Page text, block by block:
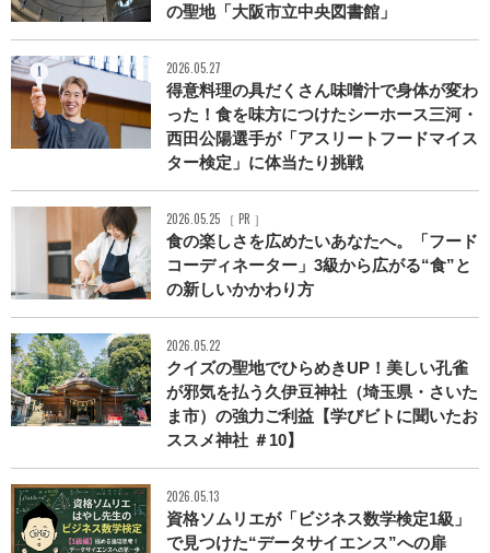
の聖地「大阪市立中央図書館」
2026.05.27
得意料理の具だくさん味噌汁で身体が変わ
った！食を味方につけたシーホース三河・
西田公陽選手が「アスリートフードマイス
ター検定」に体当たり挑戦
2026.05.25 ［ PR ］
食の楽しさを広めたいあなたへ。「フード
コーディネーター」3級から広がる“食”と
の新しいかかわり方
2026.05.22
クイズの聖地でひらめきUP！美しい孔雀
が邪気を払う久伊豆神社（埼玉県・さいた
ま市）の強力ご利益【学びビトに聞いたお
ススメ神社 ＃10】
2026.05.13
資格ソムリエが「ビジネス数学検定1級」
で見つけた“データサイエンス”への扉